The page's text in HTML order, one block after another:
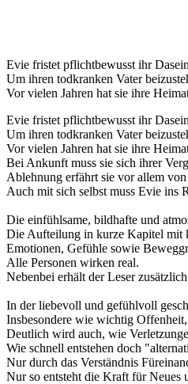
Evie fristet pflichtbewusst ihr
Um ihren todkranken Vater
Vor vielen Jahren hat sie ihre
Evie fristet pflichtbewusst ihr
Um ihren todkranken Vater
Vor vielen Jahren hat sie ihre
Bei Ankunft muss sie sich ihrer
Ablehnung erfährt sie vor allem
Auch mit sich selbst muss Evie ins
Die einfühlsame, bildhafte und
Die Aufteilung in kurze Kapitel mit
Emotionen, Gefühle sowie
Alle Personen wirken real.
Nebenbei erhält der Leser
In der liebevoll und gefühlvoll
Insbesondere wie wichtig
Deutlich wird auch, wie
Wie schnell entstehen doch
Nur durch das Verständnis
Nur so entsteht die Kraft für Neues